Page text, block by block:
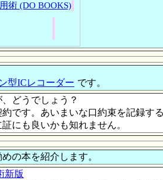
術 (DO BOOKS)
型ICレコーダー です。
どうでしょう？
です。あいまいな口約束を記録す
にも良いかも知れません。
の本を紹介します。
新版